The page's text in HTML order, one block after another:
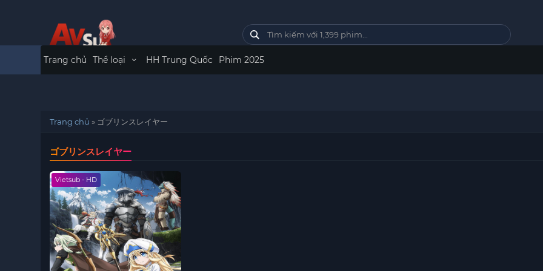
Trang chủ Thể loại HH Trung Quốc Phim 2025
Trang chủ » ゴブリンスレイヤー
ゴブリンスレイヤー
Vietsub - HD